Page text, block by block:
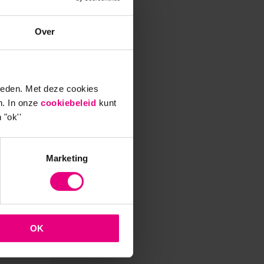
Over
Met deze cookies
In onze cookiebeleid kunt
"ok''
Marketing
OK
Je
je
je